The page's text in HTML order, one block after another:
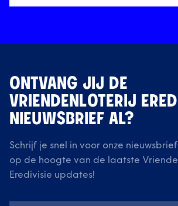
ONTVANG JIJ DE
VRIENDENLOTERIJ
NIEUWSBRIEF AL?
Schrijf je snel in voor onze
op de hoogte van de laatste
Eredivisie updates!